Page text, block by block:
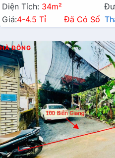
Diện Tích: 34m²
Giá:4-4.5 Tỉ Đã Có Sổ
HÀ ĐÔNG